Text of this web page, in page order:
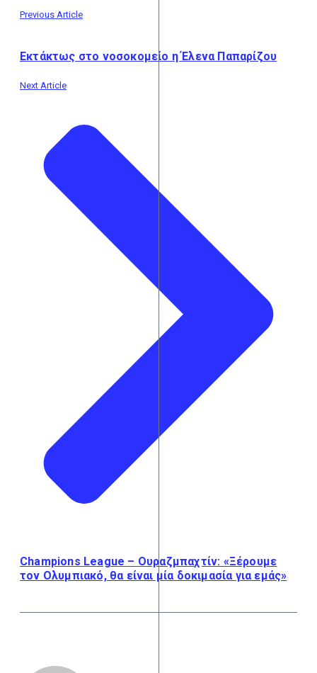
Previous Article
Εκτάκτως στο νοσοκομείο η Έλενα Παπαρίζου
Next Article
Champions League – Ουραζμπαχτίν: «Ξέρουμε
τον Ολυμπιακό, θα είναι μία δοκιμασία για εμάς»